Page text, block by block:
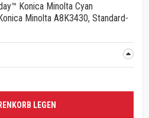
Konica Minolta Cyan
Minolta A8K3430, Standard-
LEGEN